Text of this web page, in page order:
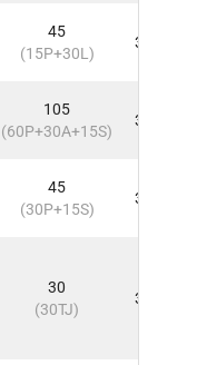
45
(15P+30L)
3
105
(60P+30A+15S)
3
45
(30P+15S)
3
30
(30TJ)
3